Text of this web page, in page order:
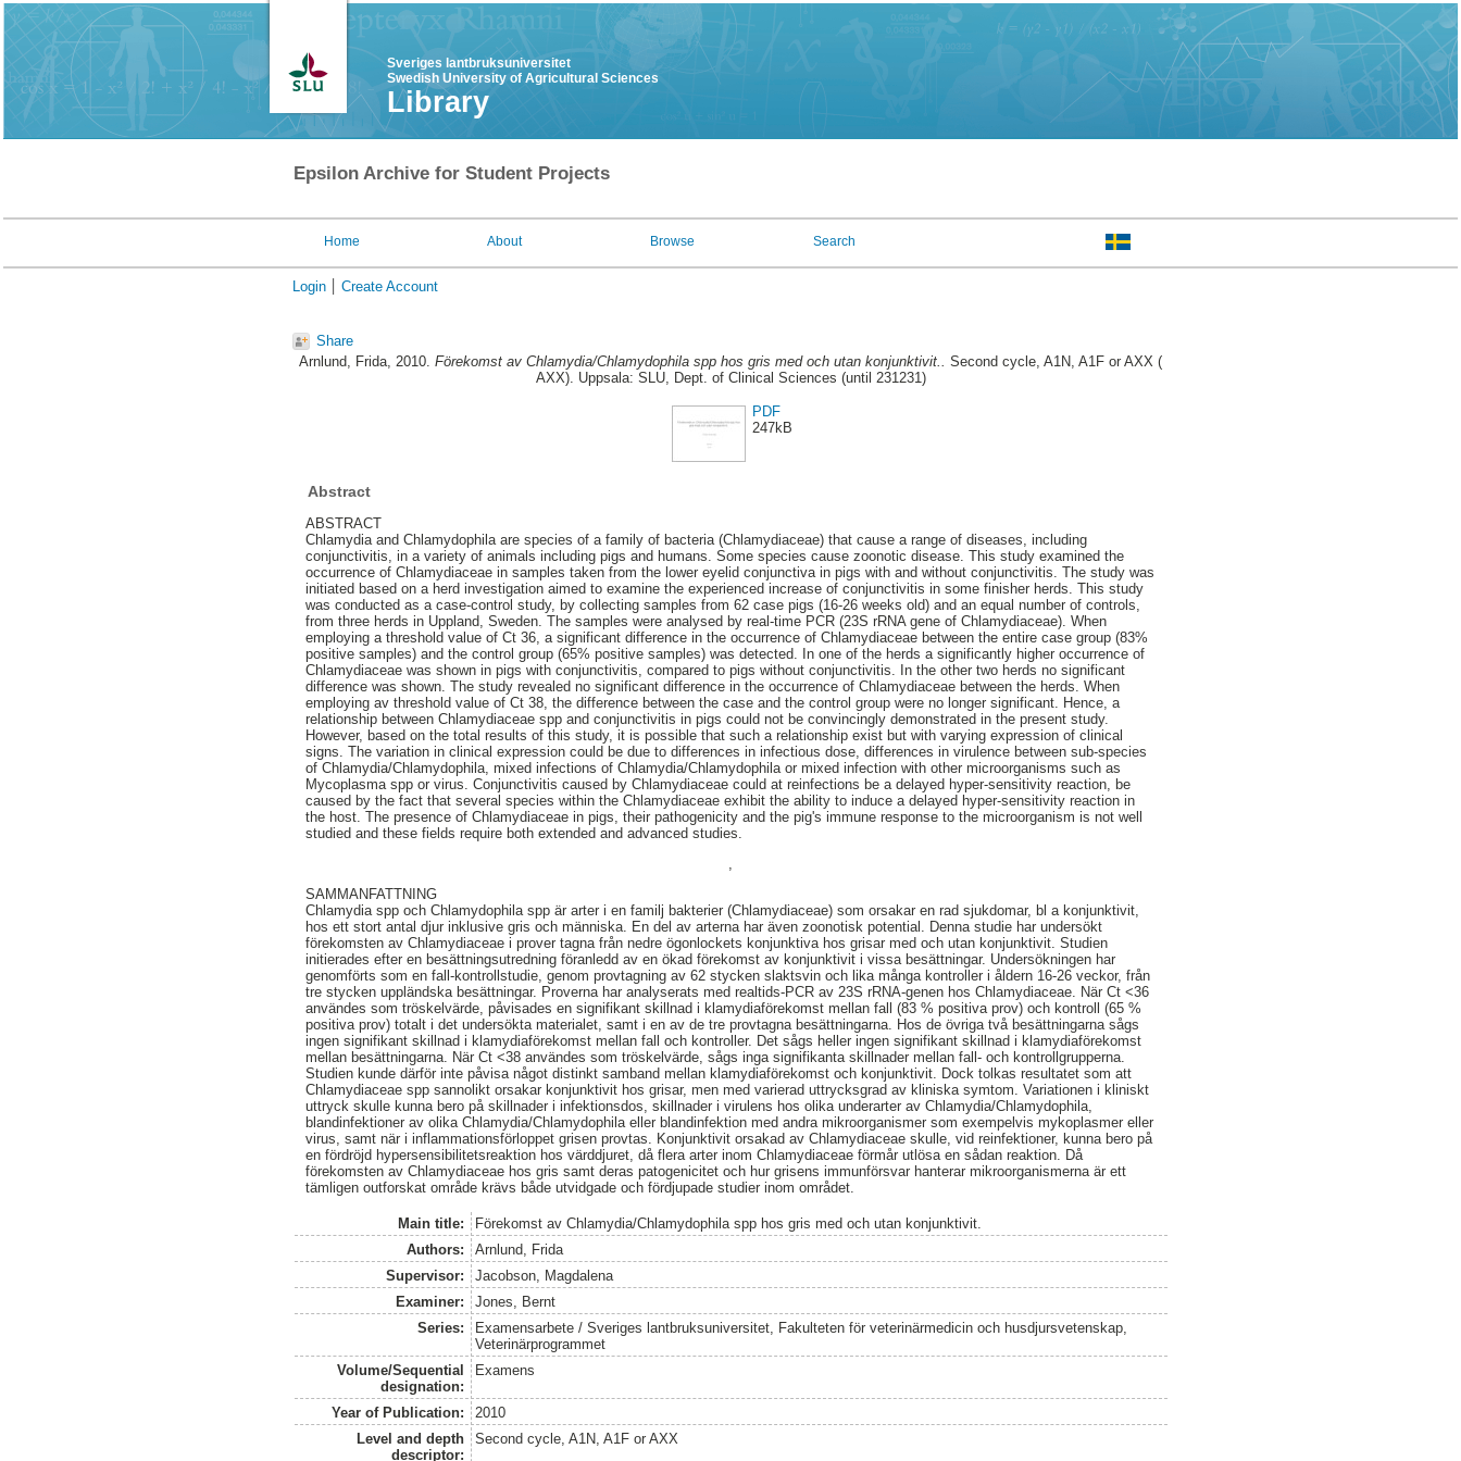
Sveriges lantbruksuniversitet
Swedish University of Agricultural Sciences
Library
Epsilon Archive for Student Projects
Home About Browse Search
Login Create Account
Share
Arnlund, Frida, 2010. Förekomst av Chlamydia/Chlamydophila spp hos gris med och utan konjunktivit.. Second cycle, A1N, A1F or AXX (
AXX). Uppsala: SLU, Dept. of Clinical Sciences (until 231231)
PDF
247kB
Abstract
ABSTRACT
Chlamydia and Chlamydophila are species of a family of bacteria (Chlamydiaceae) that cause a range of diseases, including
conjunctivitis, in a variety of animals including pigs and humans. Some species cause zoonotic disease. This study examined the
occurrence of Chlamydiaceae in samples taken from the lower eyelid conjunctiva in pigs with and without conjunctivitis. The study was
initiated based on a herd investigation aimed to examine the experienced increase of conjunctivitis in some finisher herds. This study
was conducted as a case-control study, by collecting samples from 62 case pigs (16-26 weeks old) and an equal number of controls,
from three herds in Uppland, Sweden. The samples were analysed by real-time PCR (23S rRNA gene of Chlamydiaceae). When
employing a threshold value of Ct 36, a significant difference in the occurrence of Chlamydiaceae between the entire case group (83%
positive samples) and the control group (65% positive samples) was detected. In one of the herds a significantly higher occurrence of
Chlamydiaceae was shown in pigs with conjunctivitis, compared to pigs without conjunctivitis. In the other two herds no significant
difference was shown. The study revealed no significant difference in the occurrence of Chlamydiaceae between the herds. When
employing av threshold value of Ct 38, the difference between the case and the control group were no longer significant. Hence, a
relationship between Chlamydiaceae spp and conjunctivitis in pigs could not be convincingly demonstrated in the present study.
However, based on the total results of this study, it is possible that such a relationship exist but with varying expression of clinical
signs. The variation in clinical expression could be due to differences in infectious dose, differences in virulence between sub-species
of Chlamydia/Chlamydophila, mixed infections of Chlamydia/Chlamydophila or mixed infection with other microorganisms such as
Mycoplasma spp or virus. Conjunctivitis caused by Chlamydiaceae could at reinfections be a delayed hyper-sensitivity reaction, be
caused by the fact that several species within the Chlamydiaceae exhibit the ability to induce a delayed hyper-sensitivity reaction in
the host. The presence of Chlamydiaceae in pigs, their pathogenicity and the pig's immune response to the microorganism is not well
studied and these fields require both extended and advanced studies.
SAMMANFATTNING
Chlamydia spp och Chlamydophila spp är arter i en familj bakterier (Chlamydiaceae) som orsakar en rad sjukdomar, bl a konjunktivit,
hos ett stort antal djur inklusive gris och människa. En del av arterna har även zoonotisk potential. Denna studie har undersökt
förekomsten av Chlamydiaceae i prover tagna från nedre ögonlockets konjunktiva hos grisar med och utan konjunktivit. Studien
initierades efter en besättningsutredning föranledd av en ökad förekomst av konjunktivit i vissa besättningar. Undersökningen har
genomförts som en fall-kontrollstudie, genom provtagning av 62 stycken slaktsvin och lika många kontroller i åldern 16-26 veckor, från
tre stycken uppländska besättningar. Proverna har analyserats med realtids-PCR av 23S rRNA-genen hos Chlamydiaceae. När Ct <36
användes som tröskelvärde, påvisades en signifikant skillnad i klamydiaförekomst mellan fall (83 % positiva prov) och kontroll (65 %
positiva prov) totalt i det undersökta materialet, samt i en av de tre provtagna besättningarna. Hos de övriga två besättningarna sågs
ingen signifikant skillnad i klamydiaförekomst mellan fall och kontroller. Det sågs heller ingen signifikant skillnad i klamydiaförekomst
mellan besättningarna. När Ct <38 användes som tröskelvärde, sågs inga signifikanta skillnader mellan fall- och kontrollgrupperna.
Studien kunde därför inte påvisa något distinkt samband mellan klamydiaförekomst och konjunktivit. Dock tolkas resultatet som att
Chlamydiaceae spp sannolikt orsakar konjunktivit hos grisar, men med varierad uttrycksgrad av kliniska symtom. Variationen i kliniskt
uttryck skulle kunna bero på skillnader i infektionsdos, skillnader i virulens hos olika underarter av Chlamydia/Chlamydophila,
blandinfektioner av olika Chlamydia/Chlamydophila eller blandinfektion med andra mikroorganismer som exempelvis mykoplasmer eller
virus, samt när i inflammationsförloppet grisen provtas. Konjunktivit orsakad av Chlamydiaceae skulle, vid reinfektioner, kunna bero på
en fördröjd hypersensibilitetsreaktion hos värddjuret, då flera arter inom Chlamydiaceae förmår utlösa en sådan reaktion. Då
förekomsten av Chlamydiaceae hos gris samt deras patogenicitet och hur grisens immunförsvar hanterar mikroorganismerna är ett
tämligen outforskat område krävs både utvidgade och fördjupade studier inom området.
Main title:
Förekomst av Chlamydia/Chlamydophila spp hos gris med och utan konjunktivit.
Authors:
Arnlund, Frida
Supervisor:
Jacobson, Magdalena
Examiner:
Jones, Bernt
Series:
Examensarbete / Sveriges lantbruksuniversitet, Fakulteten för veterinärmedicin och husdjursvetenskap,
Veterinärprogrammet
Volume/Sequential
designation:
Examens
Year of Publication:
2010
Level and depth
descriptor:
Second cycle, A1N, A1F or AXX